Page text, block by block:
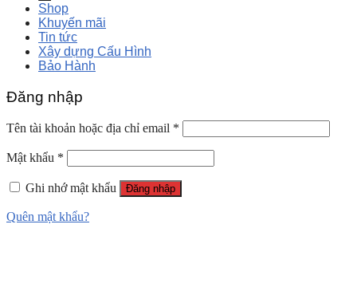
Shop
Khuyến mãi
Tin tức
Xây dựng Cấu Hình
Bảo Hành
Đăng nhập
Tên tài khoản hoặc địa chỉ email *
Mật khẩu *
Ghi nhớ mật khẩu Đăng nhập
Quên mật khẩu?